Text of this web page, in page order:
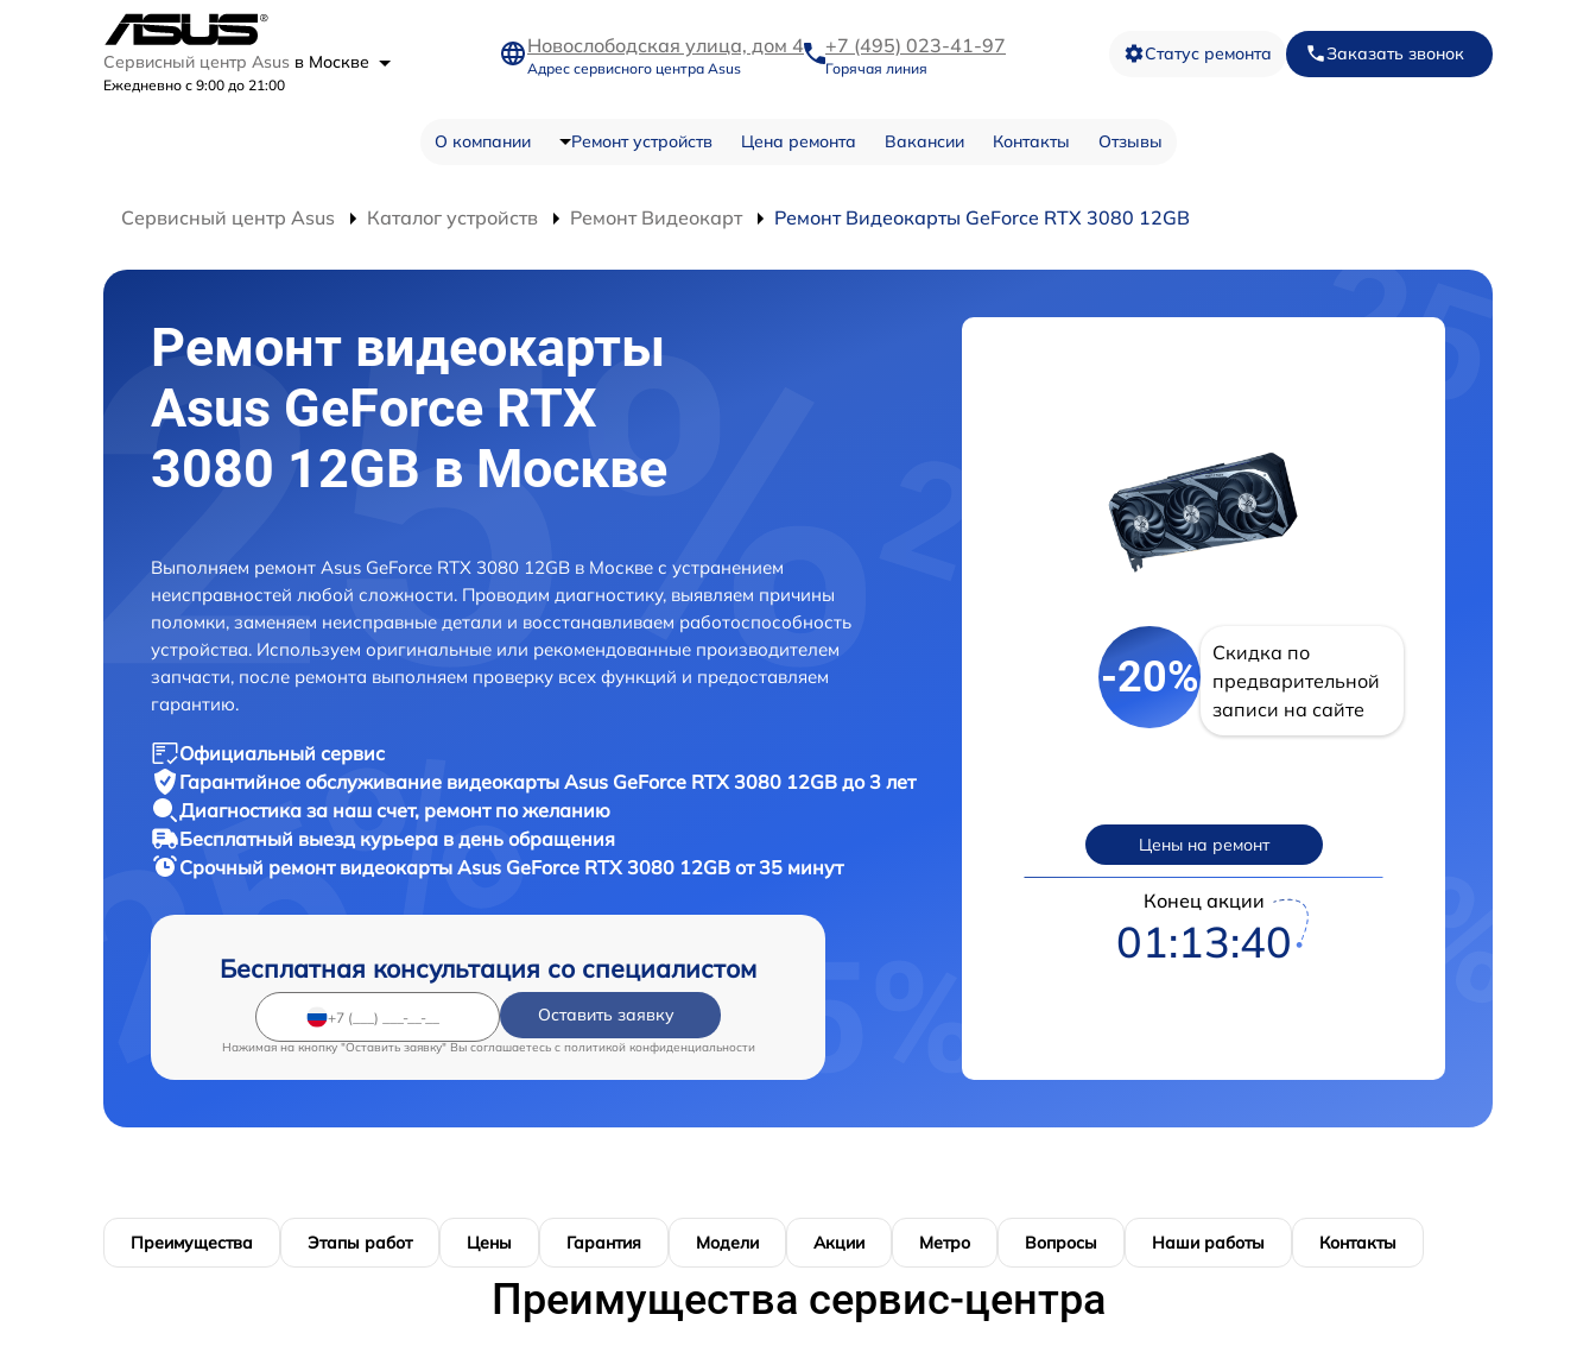
Сервисный центр Asus в Москве
Ежедневно с 9:00 до 21:00
Новослободская улица, дом 4
Адрес сервисного центра Asus
+7 (495) 023-41-97
Горячая линия
Статус ремонта Заказать звонок
О компании Ремонт устройств Цена ремонта Вакансии Контакты Отзывы
Сервисный центр Asus Каталог устройств Ремонт Видеокарт Ремонт Видеокарты GeForce RTX 3080 12GB
Ремонт видеокарты
Asus GeForce RTX
3080 12GB в Москве
Выполняем ремонт Asus GeForce RTX 3080 12GB в Москве с устранением
неисправностей любой сложности. Проводим диагностику, выявляем причины
поломки, заменяем неисправные детали и восстанавливаем работоспособность
устройства. Используем оригинальные или рекомендованные производителем
запчасти, после ремонта выполняем проверку всех функций и предоставляем
гарантию.
Официальный сервис
Гарантийное обслуживание видеокарты Asus GeForce RTX 3080 12GB до 3 лет
Диагностика за наш счет, ремонт по желанию
Бесплатный выезд курьера в день обращения
Срочный ремонт видеокарты Asus GeForce RTX 3080 12GB от 35 минут
Бесплатная консультация со специалистом
Оставить заявку
Нажимая на кнопку "Оставить заявку" Вы соглашаетесь c политикой конфиденциальности
-20%
Скидка по
предварительной
записи на сайте
Цены на ремонт
Конец акции
01:13:39
Преимущества Этапы работ Цены Гарантия Модели Акции Метро Вопросы Наши работы Контакты
Преимущества сервис-центра